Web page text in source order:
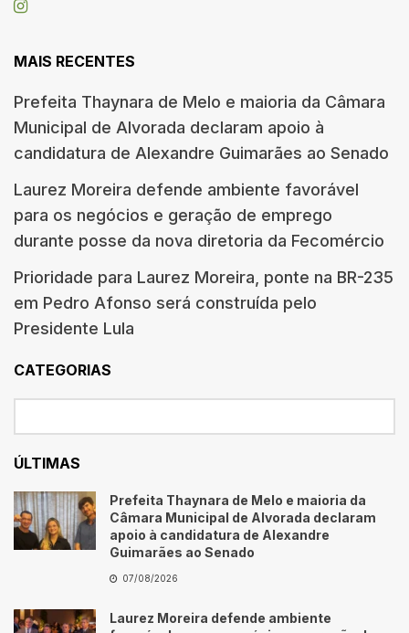
MAIS RECENTES
Prefeita Thaynara de Melo e maioria da Câmara
Municipal de Alvorada declaram apoio à
candidatura de Alexandre Guimarães ao Senado
Laurez Moreira defende ambiente favorável
para os negócios e geração de emprego
durante posse da nova diretoria da Fecomércio
Prioridade para Laurez Moreira, ponte na BR-235
em Pedro Afonso será construída pelo
Presidente Lula
CATEGORIAS
ÚLTIMAS
Prefeita Thaynara de Melo e maioria da
Câmara Municipal de Alvorada declaram
apoio à candidatura de Alexandre
Guimarães ao Senado
07/08/2026
Laurez Moreira defende ambiente